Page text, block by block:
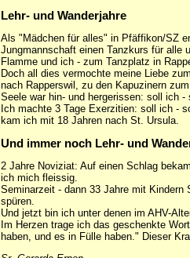
Lehr- und Wanderjahre
Als "Mädchen für alles" in Pfäffikon/SZ
Jungmannschaft einen Tanzkurs für alle
Flamme und ich - zum Tanzplatz in
Doch all dies vermochte meine Liebe
nach Rapperswil, zu den Kapuzinern
Seele war hin- und hergerissen: soll ich
Ich machte 3 Tage Exerzitien: soll ich -
kam ich mit 18 Jahren nach St. Ursula.
Und immer noch Lehr- und
2 Jahre Noviziat: Auf einen Schlag
ich mich fleissig.
Seminarzeit - dann 33 Jahre mit
spüren.
Und jetzt bin ich unter denen im AHV-
Im Herzen trage ich das geschenkte
haben, und es in Fülle haben." Dieser